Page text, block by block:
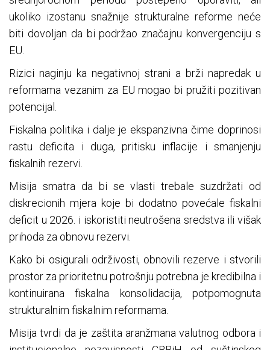
ukoliko izostanu snažnije strukturalne reforme neće
biti dovoljan da bi podržao značajnu konvergenciju s
EU.
Rizici naginju ka negativnoj strani a brži napredak u
reformama vezanim za EU mogao bi pružiti pozitivan
potencijal.
Fiskalna politika i dalje je ekspanzivna čime doprinosi
rastu deficita i duga, pritisku inflacije i smanjenju
fiskalnih rezervi.
Misija smatra da bi se vlasti trebale suzdržati od
diskrecionih mjera koje bi dodatno povećale fiskalni
deficit u 2026. i iskoristiti neutrošena sredstva ili višak
prihoda za obnovu rezervi.
Kako bi osigurali održivosti, obnovili rezerve i stvorili
prostor za prioritetnu potrošnju potrebna je kredibilna i
kontinuirana fiskalna konsolidacija, potpomognuta
strukturalnim fiskalnim reformama.
Misija tvrdi da je zaštita aranžmana valutnog odbora i